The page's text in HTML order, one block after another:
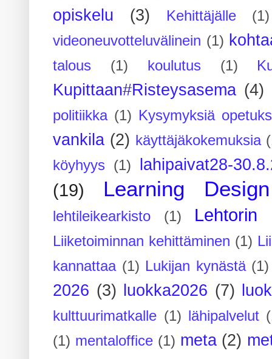
opiskelu
(3) Kehittäjälle
(1)
videoneuvotteluvälinein (1)
talous (1) koulutus (1)
Kupittaan#Risteysasema (4)
politiikka (1) Kysymyksiä
vankila (2) käyttäjäkokemuksia
köyhyys
(1) lahipaivat28-
(19) Learning Design
lehtileikearkisto (1) Lehtorin
Liiketoiminnan kehittäminen (1)
kannattaa (1) Lukijan kynästä (1)
2026 (3) luokka2026 (7)
kulttuurimatkalle (1) lähipalvelut
(1) mentaloffice (1) meta (2)